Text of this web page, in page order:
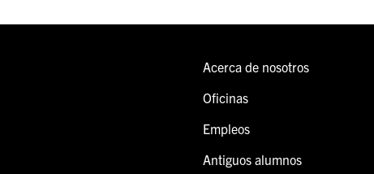
Acerca de nosotros
Oficinas
Empleos
Antiguos alumnos